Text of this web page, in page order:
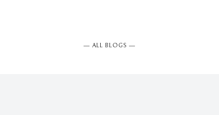
― ALL BLOGS ―